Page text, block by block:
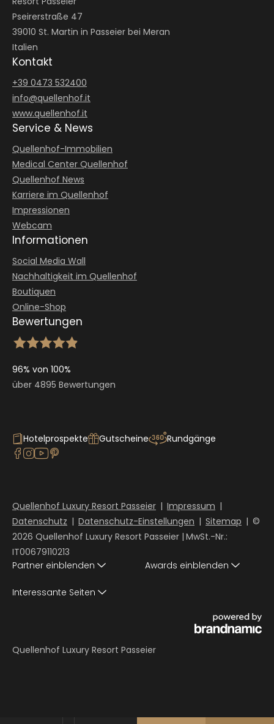
Pseirerstraße 47
39010 St. Martin in Passeier bei Meran
Italien
Kontakt
+39 0473 532400
info@quellenhof.it
www.quellenhof.it
Service & News
Quellenhof-Immobilien
Medical Center Quellenhof
Quellenhof News
Karriere im Quellenhof
Impressionen
Webcam
Informationen
Social Media Wall
Nachhaltigkeit im Quellenhof
Boutiquen
Online-Shop
Bewertungen
96% von 100%
über 4895 Bewertungen
Hotelprospekte Gutscheine Rundgänge
Quellenhof Luxury Resort Passeier | Impressum |
Datenschutz | Datenschutz-Einstellungen | Sitemap | ©
2026 Quellenhof Luxury Resort Passeier | MwSt.-Nr.:
IT00679110213
Partner einblenden
Awards einblenden
Interessante Seiten
Quellenhof Luxury Resort Passeier